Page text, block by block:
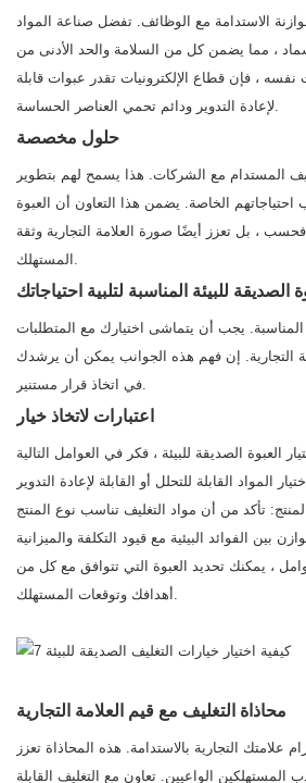
الاستدامة مع الوظائف. تفضل صناعة المواد
للسماد ، مما يضمن كل من السلامة والحد الأدنى من
نفسه ، فإن قطاع الإلكترونيات تقدر عبوات قابلة
لإعادة التدوير ودائم تحمي العناصر الحساسة.
حلول مخصصة
المستدام مع الشركات. هذا يسمح لهم بتطوير
الخاصة. يضمن هذا التعاون أن العبوة
فحسب ، بل تعزز أيضًا صورة العلامة التجارية وثقة
المستهلك.
الصديقة للبيئة المناسبة لتلبية احتياجاتك
المناسبة. يجب أن يتماشى اختيارك مع المتطلبات
التجارية. إن فهم هذه الجوانب يمكن أن يرشدك
في اتخاذ قرار مستنير.
اعتبارات لاتخاذ خيار
، يمكنك تحديد العبوة التي تتوافق مع كل من
أهدافك وتوقعات المستهلك.
محاذاة التغليف مع قيم العلامة التجارية
التجارية بالاستدامة. هذه المحاذاة تعزز
المستهلكين الواعيين. تعاون مع التغليف القابلة